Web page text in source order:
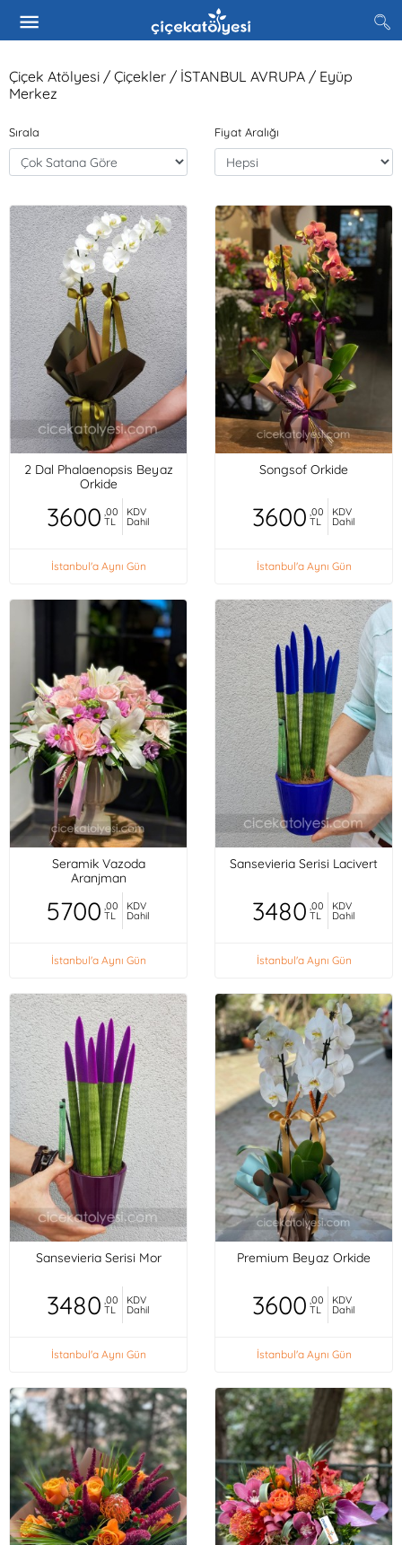
Çiçek Atölyesi / Çiçekler / İSTANBUL AVRUPA / Eyüp
Merkez
Sırala Fiyat Aralığı
2 Dal Phalaenopsis Beyaz
Orkide
3600 ,00
TL
KDV
Dahil
İstanbul'a Aynı Gün
Songsof Orkide
3600 ,00
TL
KDV
Dahil
İstanbul'a Aynı Gün
Seramik Vazoda
Aranjman
5700 ,00
TL
KDV
Dahil
İstanbul'a Aynı Gün
Sansevieria Serisi Lacivert
3480 ,00
TL
KDV
Dahil
İstanbul'a Aynı Gün
Sansevieria Serisi Mor
3480 ,00
TL
KDV
Dahil
İstanbul'a Aynı Gün
Premium Beyaz Orkide
3600 ,00
TL
KDV
Dahil
İstanbul'a Aynı Gün